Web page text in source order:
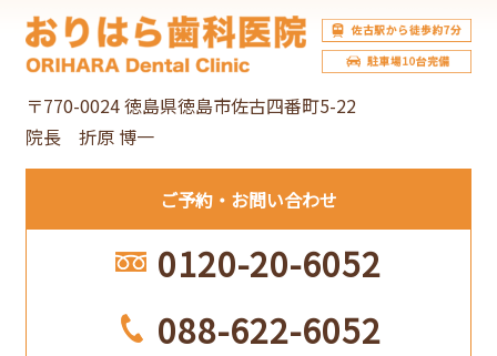
ブ
〒770-0024 徳島県徳島市佐古四番町5-22
院長 折原 博一
ご予約 お問い合わせ
0120-20-6052
088-622-6052